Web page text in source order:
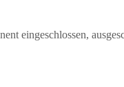
eingeschlossen,